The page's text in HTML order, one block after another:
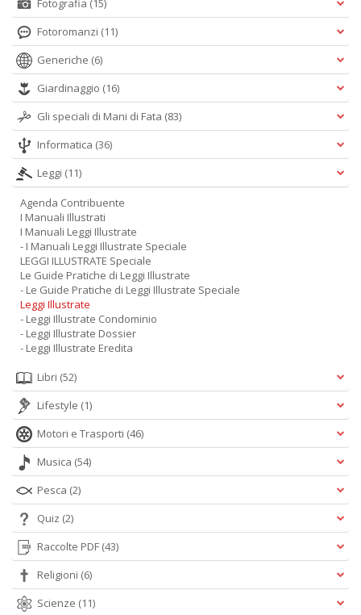
Fotografia (15)
Fotoromanzi (11)
Generiche (6)
Giardinaggio (16)
Gli speciali di Mani di Fata (83)
Informatica (36)
Leggi (11)
Agenda Contribuente
I Manuali Illustrati
I Manuali Leggi Illustrate
- I Manuali Leggi Illustrate Speciale
LEGGI ILLUSTRATE Speciale
Le Guide Pratiche di Leggi Illustrate
- Le Guide Pratiche di Leggi Illustrate Speciale
Leggi Illustrate
- Leggi Illustrate Condominio
- Leggi Illustrate Dossier
- Leggi Illustrate Eredita
Libri (52)
Lifestyle (1)
Motori e Trasporti (46)
Musica (54)
Pesca (2)
Quiz (2)
Raccolte PDF (43)
Religioni (6)
Scienze (11)